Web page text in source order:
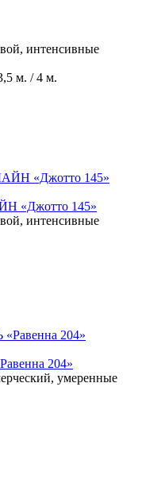
интенсивные
м. / 4 м.
«Джотто 145»
интенсивные
204»
умеренные